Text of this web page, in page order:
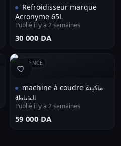
Refroidisseur marque
Acronyme 65L
Publié il y a 2 semaines
⁦30 000 DA⁩
RÉFÉRENCE
machine à coudre ماكينة
الخياطة
Publié il y a 2 semaines
⁦59 000 DA⁩